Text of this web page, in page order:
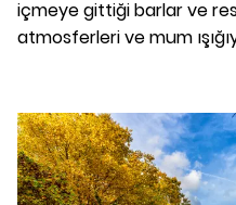
içmeye gittiği barlar ve
atmosferleri ve mum